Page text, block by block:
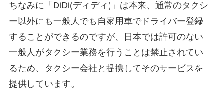
ちなみに「DiDi(ディディ)」は本来、通常のタクシ
ー以外にも一般人でも自家用車でドライバー登録
することができるのですが、日本では許可のない
一般人がタクシー業務を行うことは禁止されてい
るため、
タクシー会社と提携してそのサービスを
提供しています。